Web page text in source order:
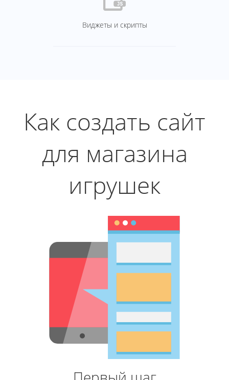
Виджеты и скрипты
Как создать сайт
для магазина
игрушек